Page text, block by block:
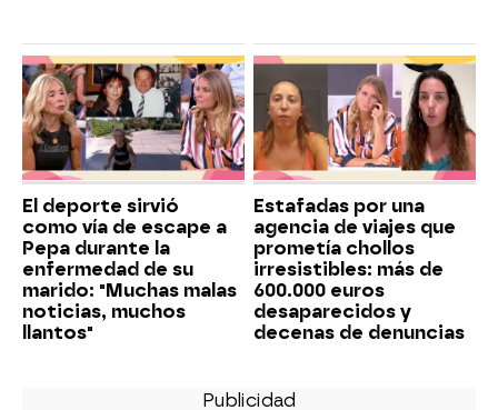
El deporte sirvió
como vía de escape a
Pepa durante la
enfermedad de su
marido: "Muchas malas
noticias, muchos
llantos"
Estafadas por una
agencia de viajes que
prometía chollos
irresistibles: más de
600.000 euros
desaparecidos y
decenas de denuncias